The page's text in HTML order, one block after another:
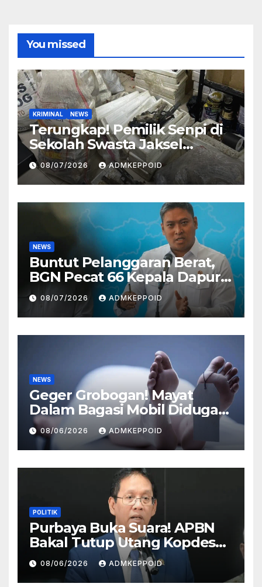
You missed
KRIMINAL NEWS
Terungkap! Pemilik Senpi di
Sekolah Swasta Jaksel
Ternyata Direktur
Perusahaan Airsoft Gun
Impor
08/07/2026 ADMKEPPOID
NEWS
Buntut Pelanggaran Berat,
BGN Pecat 66 Kepala Dapur
MBG dan Ungkap Alasannya
08/07/2026 ADMKEPPOID
NEWS
Geger Grobogan! Mayat
Dalam Bagasi Mobil Diduga
Terkait Hilangnya Bos Konter
HP
08/06/2026 ADMKEPPOID
POLITIK
Purbaya Buka Suara! APBN
Bakal Tutup Utang Kopdes
Rp 240 Triliun, Cicilan Rp 40
Triliun per Tahun
08/06/2026 ADMKEPPOID